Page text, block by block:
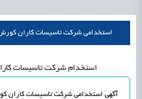
علمی
1405/05/18 اشتغال و کارآفرینی رسیدن مجوز ایجاد
استخدامی شرکت تاسیسات کاران
استخدام شرکت تاسیسات